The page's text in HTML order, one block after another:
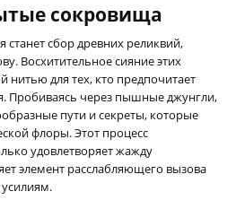
сокровища
сбор древних реликвий,
Восхитительное сияние этих
нитью для тех, кто предпочитает
Пробиваясь через пышные джунгли,
пути и секреты, которые
флоры. Этот процесс
удовлетворяет жажду
элемент расслабляющего вызова